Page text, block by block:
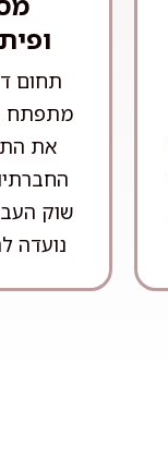
תחום
מתפתח
את
שוק
נועדה